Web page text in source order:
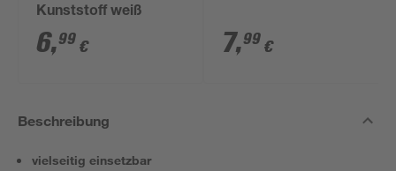
Kunststoff weiß
6,99 € 7,99 €
Beschreibung
vielseitig einsetzbar